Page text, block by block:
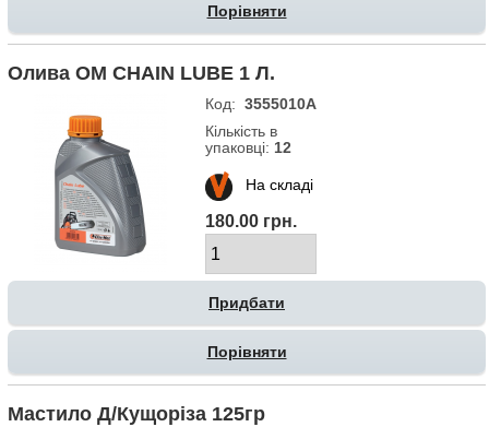
Порівняти
Олива OM CHAIN LUBE 1 Л.
Код: 3555010A
Кількість в
упаковці: 12
На складі
180.00 грн.
Порівняти
Мастило Д/кущоріза 125гр